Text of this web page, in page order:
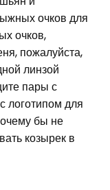
очков для
очков,
пожалуйста,
линзой
пары с
логотипом для
бы не
козырек в